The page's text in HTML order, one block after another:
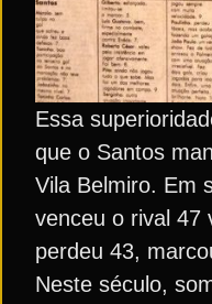
Essa
que o Santos
Vila Belmiro. Em
venceu o rival 47
perdeu 43,
Neste século,